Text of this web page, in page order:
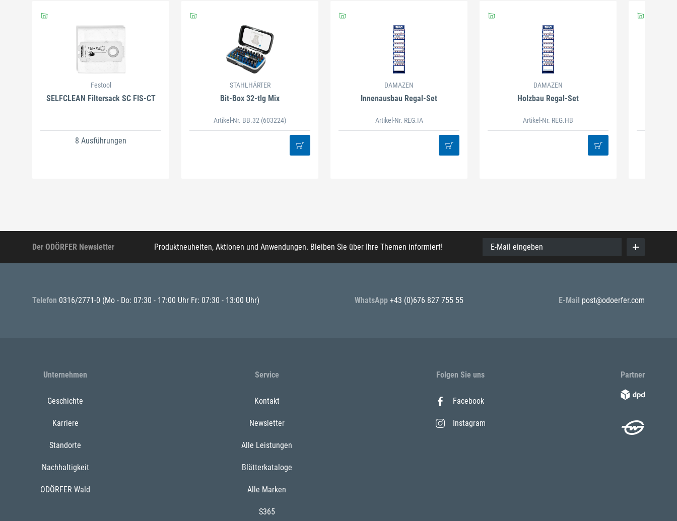
Festool
SELFCLEAN Filtersack SC FIS-CT
8 Ausführungen
STAHLHÄRTER
Bit-Box 32-tlg Mix
Artikel-Nr. BB.32 (603224)
DAMAZEN
Innenausbau Regal-Set
Artikel-Nr. REG.IA
DAMAZEN
Holzbau Regal-Set
Artikel-Nr. REG.HB
Der ODÖRFER Newsletter Produktneuheiten, Aktionen und Anwendungen. Bleiben Sie über Ihre Themen informiert! E-Mail eingeben
Telefon 0316/2771-0 (Mo - Do: 07:30 - 17:00 Uhr Fr: 07:30 - 13:00 Uhr) WhatsApp +43 (0)676 827 755 55 E-Mail post@odoerfer.com
Unternehmen
Geschichte
Karriere
Standorte
Nachhaltigkeit
ODÖRFER Wald
Service
Kontakt
Newsletter
Alle Leistungen
Blätterkataloge
Alle Marken
S365
Folgen Sie uns
Facebook
Instagram
Partner